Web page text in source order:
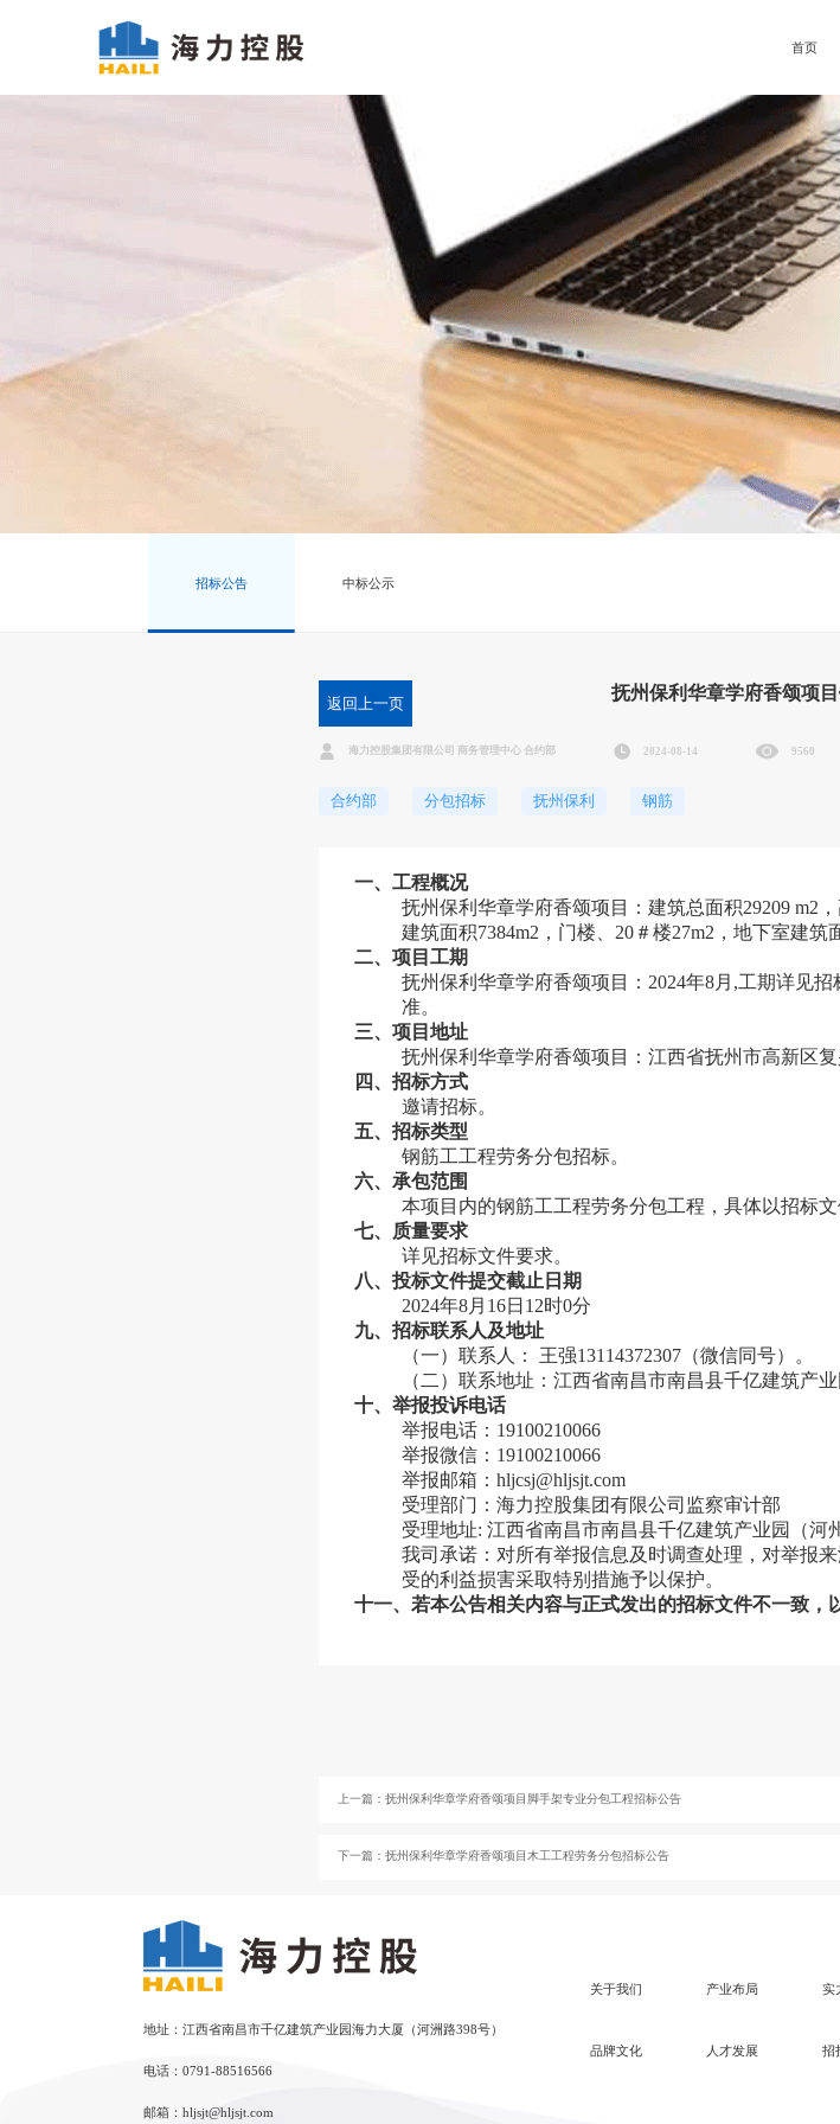
首页
招标公告 中标公示
返回上一页 抚州保利华章学府香颂项
海力控股集团有限公司 商务管理中心 合约部 2024-08-14 9560
合约部 分包招标 抚州保利 钢筋
一、工程概况
抚州保利华章学府香颂项目： 建筑总面积29209 m2
建筑面积7384m2，门楼、20＃楼27m2，地下室建筑
二、项目工期
抚州保利华章学府香颂项目： 2024年8月,工期详见招
准。
三、项目地址
抚州保利华章学府香颂项目：江西省抚州市高新区复
四、招标方式
邀请招标。
五、招标类型
钢筋工工程劳务分包招标。
六、承包范围
本项目内的钢筋工工程劳务分包工程，具体以招标
七、质量要求
详见招标文件要求。
八、投标文件提交截止日期
2024年8月16日12时0分
九、招标联系人及地址
（一）联系人： 王强13114372307（微信同号）。
（二）联系地址：江西省南昌市南昌县千亿建筑产
十、举报投诉电话
举报电话：19100210066
举报微信：19100210066
举报邮箱：hljcsj@hljsjt.com
受理部门：海力控股集团有限公司监察审计部
受理地址: 江西省南昌市南昌县千亿建筑产业园（河
我司承诺：对所有举报信息及时调查处理，对举报
受的利益损害采取特别措施予以保护。
十一、若本公告相关内容与正式发出的招标文件不一致，
上一篇： 抚州保利华章学府香颂项目脚手架专业分包工程招标公告
下一篇： 抚州保利华章学府香颂项目木工工程劳务分包招标公告
地址：江西省南昌市千亿建筑产业园海力大厦（河洲路398号）
电话：0791-88516566
邮箱：hljsjt@hljsjt.com
关于我们 产业布局 实
品牌文化 人才发展 招